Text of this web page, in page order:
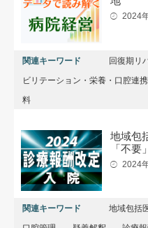
2024
関連キーワード 回復期リ
ビリテーション・栄養・口腔連
料
地域包
「不要」
2024
関連キーワード 地域包括